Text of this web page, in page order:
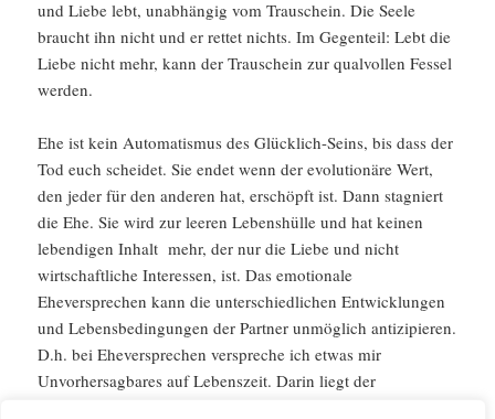
und Liebe lebt, unabhängig vom Trauschein. Die Seele
braucht ihn nicht und er rettet nichts. Im Gegenteil: Lebt die
Liebe nicht mehr, kann der Trauschein zur qualvollen Fessel
werden.
Ehe ist kein Automatismus des Glücklich-Seins, bis dass der
Tod euch scheidet. Sie endet wenn der evolutionäre Wert,
den jeder für den anderen hat, erschöpft ist. Dann stagniert
die Ehe. Sie wird zur leeren Lebenshülle und hat keinen
lebendigen Inhalt mehr, der nur die Liebe und nicht
wirtschaftliche Interessen, ist. Das emotionale
Eheversprechen kann die unterschiedlichen Entwicklungen
und Lebensbedingungen der Partner unmöglich antizipieren.
D.h. bei Eheversprechen verspreche ich etwas mir
Unvorhersagbares auf Lebenszeit. Darin liegt der